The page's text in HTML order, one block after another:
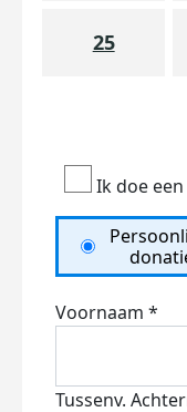
25
Ik doe
Voornaam *
Tussenv.